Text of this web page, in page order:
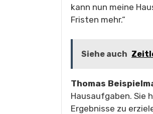
kann nun meine
Fristen mehr.“
Siehe auch
Thomas
Hausaufgaben. Sie
Ergebnisse zu